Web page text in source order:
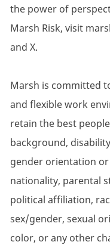
the power of
Marsh Risk, visit
and X.
Marsh is committed
and flexible work
retain the best
background,
gender orientation
nationality, parental
political affiliation,
sex/gender, sexual
color, or any other